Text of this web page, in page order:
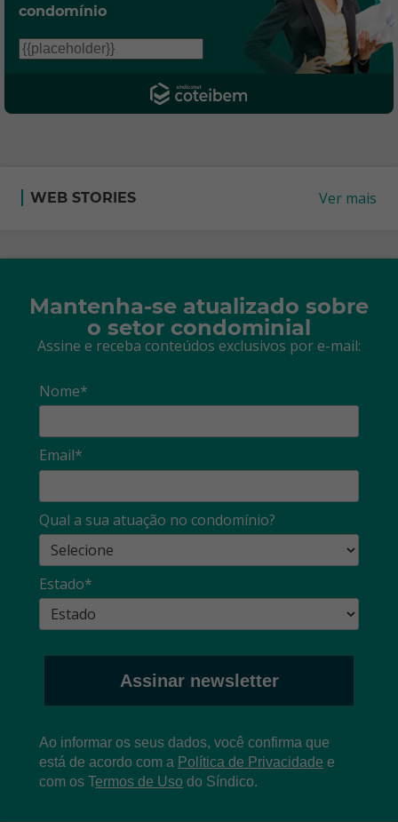
condomínio
WEB STORIES Ver mais
Mantenha-se atualizado sobre
o setor condominial
Assine e receba conteúdos exclusivos por e-mail:
Nome*
Email*
Qual a sua atuação no condomínio?
Estado*
Assinar newsletter
Ao informar os seus dados, você confirma que
está de acordo com a Política de Privacidade e
com os Termos de Uso do Síndico.